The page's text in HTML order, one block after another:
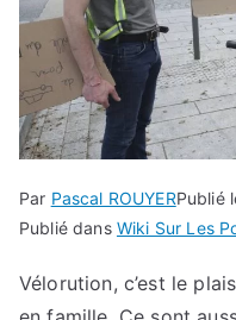
Par Pascal ROUYERPublié
Publié dans Wiki Sur Les
Vélorution, c’est le